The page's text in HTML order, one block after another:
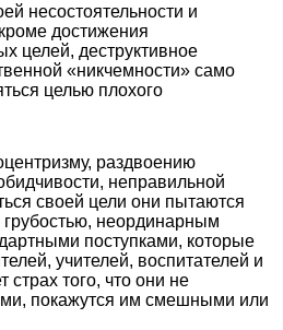
несостоятельности и
достижения
целей, деструктивное
«никчемности» само
целью плохого
раздвоению
неправильной
своей цели они пытаются
неординарным
поступками, которые
учителей, воспитателей и
страх того, что они не
покажутся им смешными или